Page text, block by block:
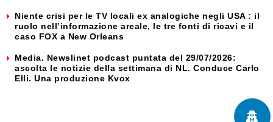
Niente crisi per le TV locali ex analogiche negli USA : il
ruolo nell’informazione areale, le tre fonti di ricavi e il
caso FOX a New Orleans
Media. Newslinet podcast puntata del 29/07/2026:
ascolta le notizie della settimana di NL. Conduce Carlo
Elli. Una produzione Kvox